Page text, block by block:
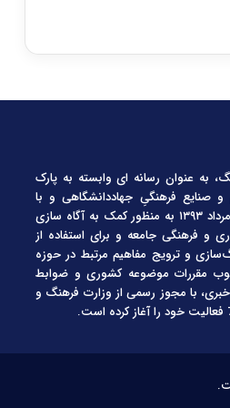
به عنوان رسانه ای وابسته به پارک
صنایع فرهنگیِ جهاددانشگاهی و با
عنوان اختصاری «سینا» از ۱۶ مرداد ۱۳۹۳ به منظور کمک به آگاه سازی
و فرهنگی جامعه و برای استفاده از
و ترویج مفاهیم مرتبط در حوزه
مقررات موضوعه کشوری و ضوابط
با مجوز رسمی از وزارت فرهنگ و